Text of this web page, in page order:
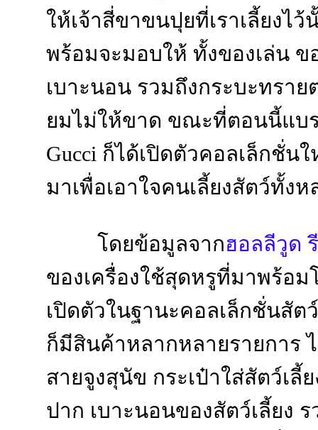
ให้เจ้าสี่ขาขนปุยที่เราเลี้ยงไ
พร้อมจะมอบให้ ทั้งของเล่น ข
เบาะนอน รวมถึงกระบะทราย
ยมไม่ให้ขาด ขณะที่ตอนนี้แบ
Gucci ก็ได้เปิดตัวคอลเล็กชั่นใ
มาเพื่อเอาใจคนเลี้ยงสัตว์ทั้ง
โดยข้อมูลจากฮอลลีวูด
ของเครื่องใช้สุดหรูที่มาพร้อม
เปิดตัวในฐานะคอลเล็กชั่นสัต
ก็มีสินค้าหลากหลายรายการ
สายจูงสุนัข กระเป๋าใส่สัตว์เลี้
ปาก เบาะนอนของสัตว์เลี้ยง